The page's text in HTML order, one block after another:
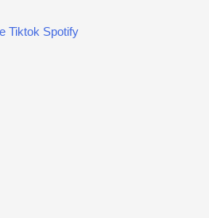
Tiktok Spotify